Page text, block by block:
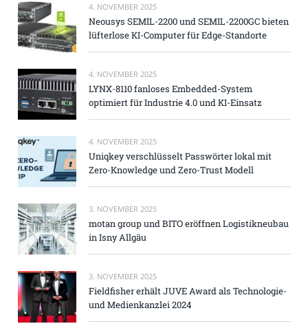
4. NOVEMBER 2025
Neousys SEMIL-2200 und SEMIL-2200GC bieten
lüfterlose KI-Computer für Edge-Standorte
4. NOVEMBER 2025
LYNX-8110 fanloses Embedded-System
optimiert für Industrie 4.0 und KI-Einsatz
4. NOVEMBER 2025
Uniqkey verschlüsselt Passwörter lokal mit
Zero-Knowledge und Zero-Trust Modell
3. NOVEMBER 2025
motan group und BITO eröffnen Logistikneubau
in Isny Allgäu
3. NOVEMBER 2025
Fieldfisher erhält JUVE Award als Technologie-
und Medienkanzlei 2024